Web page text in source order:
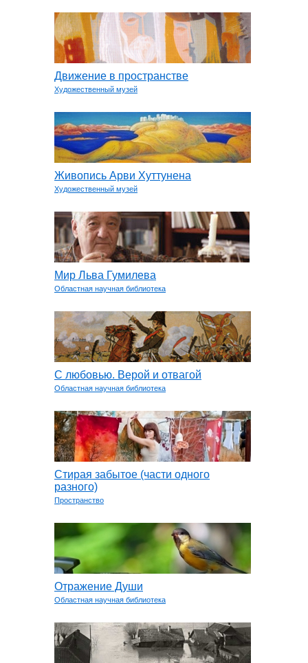
Движение в пространстве
Художественный музей
Живопись Арви Хуттунена
Художественный музей
Мир Льва Гумилева
Областная научная библиотека
С любовью. Верой и отвагой
Областная научная библиотека
Стирая забытое (части одного
разного)
Пространство
Отражение Души
Областная научная библиотека